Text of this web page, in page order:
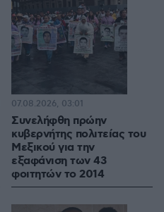
Συνελήφθη πρώην
κυβερνήτης πολιτείας του
Μεξικού για την
εξαφάνιση των 43
φοιτητών το 2014
07.08.2026, 03:01